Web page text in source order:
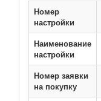
Номер
настройки
Наименование
настройки
Номер заявки
на покупку